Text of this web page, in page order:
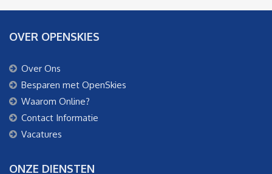
OVER OPENSKIES
Over Ons
Besparen met OpenSkies
Waarom Online?
Contact Informatie
Vacatures
ONZE DIENSTEN